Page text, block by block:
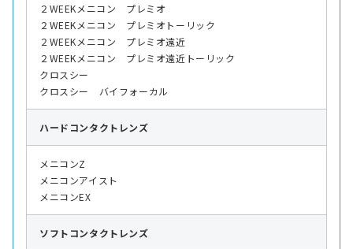
２WEEKメニコン プレミオ
２WEEKメニコン プレミオトーリック
２WEEKメニコン プレミオ遠近
２WEEKメニコン プレミオ遠近トーリック
クロスシー
クロスシー バイフォーカル
ハード コンタクトレンズ
メニコンZ
メニコンアイスト
メニコンEX
ソフト コンタクトレンズ